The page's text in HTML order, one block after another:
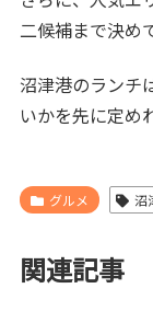
二候補まで決め
沼津港のランチ
いかを先に定め
グルメ 沼
関連記事